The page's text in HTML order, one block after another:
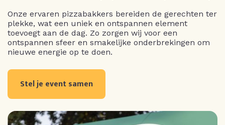
Onze ervaren pizzabakkers bereiden de gerechten ter
plekke, wat een uniek en ontspannen element
toevoegt aan de dag. Zo zorgen wij voor een
ontspannen sfeer en smakelijke onderbrekingen om
nieuwe energie op te doen.
Stel je event samen